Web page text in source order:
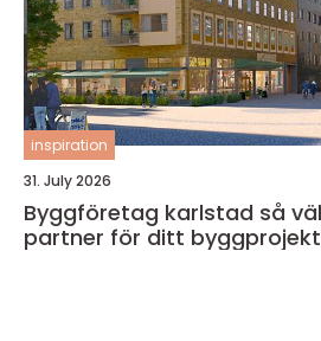
inspiration
31. July 2026
Byggföretag karlstad så väljer du rätt
partner för ditt byggprojekt